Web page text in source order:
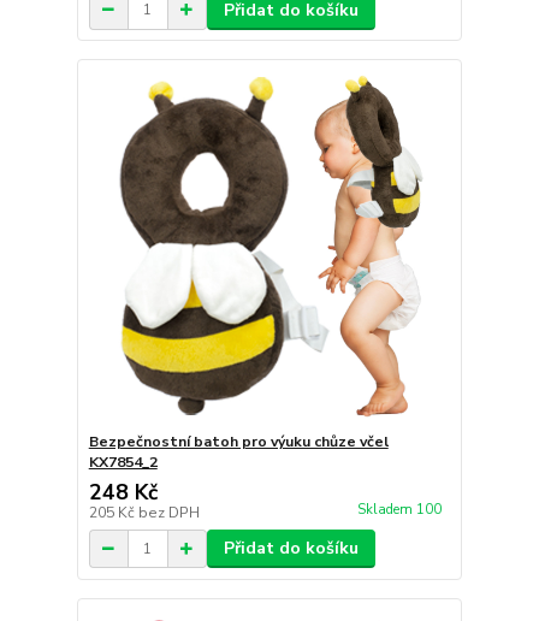
Přidat do košíku
Bezpečnostní batoh pro výuku chůze včel
KX7854_2
248 Kč
205 Kč bez DPH Skladem 100
Přidat do košíku